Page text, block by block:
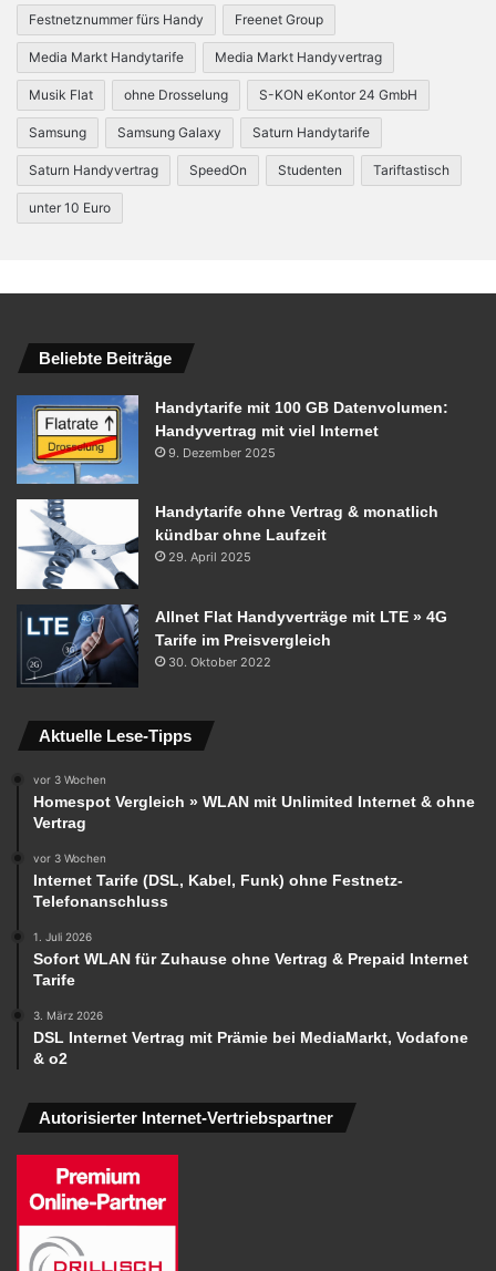
Festnetznummer fürs Handy Freenet Group
Media Markt Handytarife Media Markt Handyvertrag
Musik Flat ohne Drosselung S-KON eKontor 24 GmbH
Samsung Samsung Galaxy Saturn Handytarife
Saturn Handyvertrag SpeedOn Studenten Tariftastisch
unter 10 Euro
Beliebte Beiträge
Handytarife mit 100 GB Datenvolumen:
Handyvertrag mit viel Internet
9. Dezember 2025
Handytarife ohne Vertrag & monatlich
kündbar ohne Laufzeit
29. April 2025
Allnet Flat Handyverträge mit LTE » 4G
Tarife im Preisvergleich
30. Oktober 2022
Aktuelle Lese-Tipps
vor 3 Wochen
Homespot Vergleich » WLAN mit Unlimited Internet & ohne
Vertrag
vor 3 Wochen
Internet Tarife (DSL, Kabel, Funk) ohne Festnetz-
Telefonanschluss
1. Juli 2026
Sofort WLAN für Zuhause ohne Vertrag & Prepaid Internet
Tarife
3. März 2026
DSL Internet Vertrag mit Prämie bei MediaMarkt, Vodafone
& o2
Autorisierter Internet-Vertriebspartner